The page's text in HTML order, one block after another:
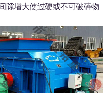
隙增大使过硬或不可破碎物